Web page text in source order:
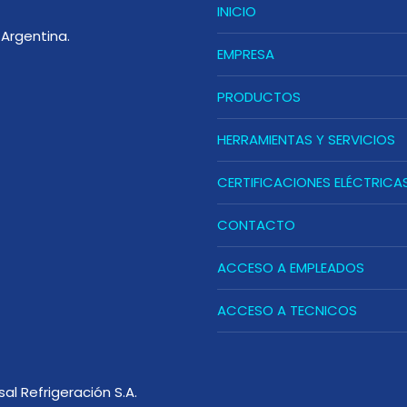
INICIO
EMPRESA
PRODUCTOS
HERRAMIENTAS Y SERVICIOS
CERTIFICACIONES
CONTACTO
ACCESO A EMPLEADOS
ACCESO A TECNICOS
Refrigeración S.A.